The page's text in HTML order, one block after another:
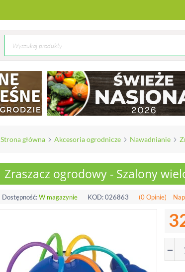
Strona główna Akcesoria ogrodnicze Nawadnianie
Zraszacz ogrodowy - Szalony
Dostępność:W magazynie KOD:026863 (0 Opinie)
−